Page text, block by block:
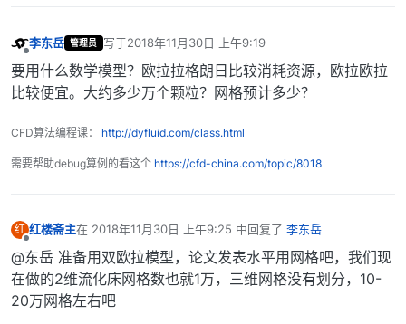
李东岳 管理员 写于2018年11月30日 上午9:19
最后由 编辑
要用什么数学模型？欧拉拉格朗日比较消耗资源，欧拉欧拉
比较便宜。大约多少万个颗粒？网格预计多少？
CFD算法编程课： http://dyfluid.com/class.html
需要帮助debug算例的看这个 https://cfd-china.com/topic/8018
红 红楼斋主在 2018年11月30日 上午9:25 中回复了 李东岳
最后由 编辑
@东岳 准备用双欧拉模型，论文发表水平用网格吧，我们现
在做的2维流化床网格数也就1万，三维网格没有划分，10-
20万网格左右吧